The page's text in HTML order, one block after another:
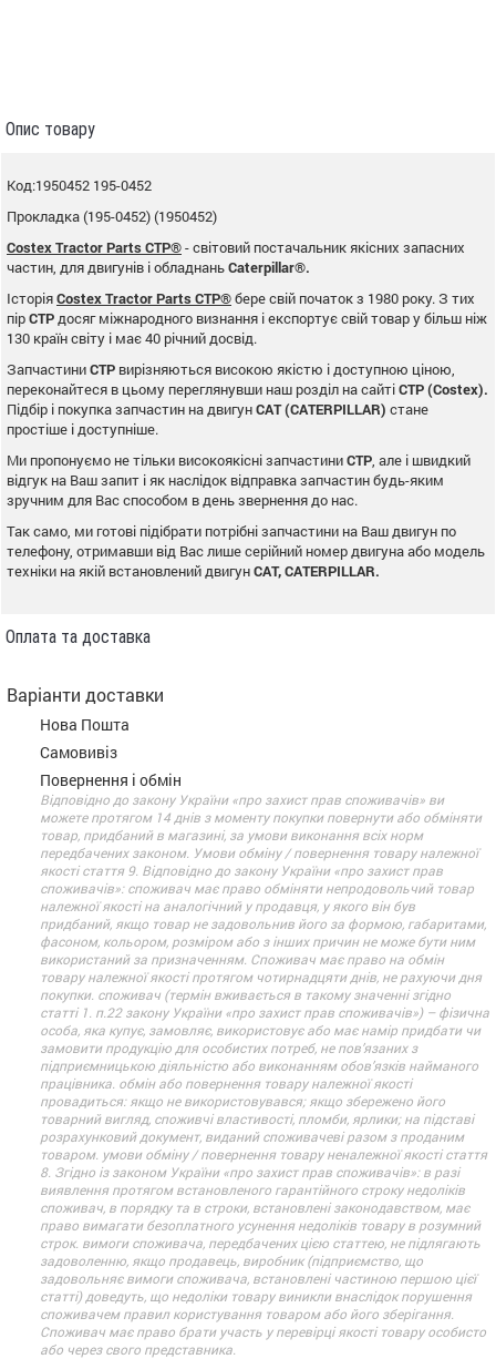
Опис товару
Код:1950452 195-0452
Прокладка (195-0452) (1950452)
Costex Tractor Parts CTP®- світовий постачальник якісних запасних
частин, для двигунів і обладнаньCaterpillar®.
ІсторіяCostex Tractor Parts CTP®бере свій початок з 1980 року. З тих
пірCTP досяг міжнародного визнання і експортує свій товар у більш ніж
130 країн світу і має 40 річний досвід.
ЗапчастиниCTP вирізняються високою якістю і доступною ціною,
переконайтеся в цьому переглянувши наш розділ на сайтіCTP (Costex).
Підбір і покупка запчастин на двигунCAT (CATERPILLAR) стане
простіше і доступніше.
Ми пропонуємо не тільки високоякісні запчастиниCTP , але і швидкий
відгук на Ваш запит і як наслідок відправка запчастин будь-яким
зручним для Вас способом в день звернення до нас.
Так само, ми готові підібрати потрібні запчастини на Ваш двигун по
телефону, отримавши від Вас лише серійний номер двигуна або модель
техніки на якій встановлений двигунCAT, CATERPILLAR.
Оплата та доставка
Варіанти доставки
Нова Пошта
Самовивіз
Повернення і обмін
Відповідно до закону України «про захист прав споживачів» ви
можете протягом 14 днів з моменту покупки повернути або обміняти
товар, придбаний в магазині, за умови виконання всіх норм
передбачених законом. Умови обміну / повернення товару належної
якості стаття 9. Відповідно до закону України «про захист прав
споживачів»: споживач має право обміняти непродовольчий товар
належної якості на аналогічний у продавця, у якого він був
придбаний, якщо товар не задовольнив його за формою, габаритами,
фасоном, кольором, розміром або з інших причин не може бути ним
використаний за призначенням. Споживач має право на обмін
товару належної якості протягом чотирнадцяти днів, не рахуючи дня
покупки. споживач (термін вживається в такому значенні згідно
статті 1. п.22 закону України «про захист прав споживачів») – фізична
особа, яка купує, замовляє, використовує або має намір придбати чи
замовити продукцію для особистих потреб, не пов’язаних з
підприємницькою діяльністю або виконанням обов’язків найманого
працівника. обмін або повернення товару належної якості
провадиться: якщо не використовувався; якщо збережено його
товарний вигляд, споживчі властивості, пломби, ярлики; на підставі
розрахунковий документ, виданий споживачеві разом з проданим
товаром. умови обміну / повернення товару неналежної якості стаття
8. Згідно із законом України «про захист прав споживачів»: в разі
виявлення протягом встановленого гарантійного строку недоліків
споживач, в порядку та в строки, встановлені законодавством, має
право вимагати безоплатного усунення недоліків товару в розумний
строк. вимоги споживача, передбачених цією статтею, не підлягають
задоволенню, якщо продавець, виробник (підприємство, що
задовольняє вимоги споживача, встановлені частиною першою цієї
статті) доведуть, що недоліки товару виникли внаслідок порушення
споживачем правил користування товаром або його зберігання.
Споживач має право брати участь у перевірці якості товару особисто
або через свого представника.